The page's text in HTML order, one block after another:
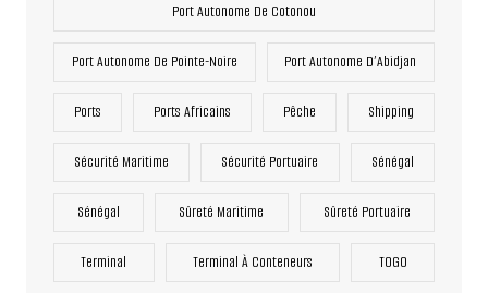
Port Autonome De Cotonou
Port Autonome De Pointe-Noire Port Autonome D’Abidjan
Ports Ports Africains Pêche Shipping
Sécurité Maritime Sécurité Portuaire Sénégal
Sénégal Sûreté Maritime Sûreté Portuaire
Terminal Terminal À Conteneurs TOGO